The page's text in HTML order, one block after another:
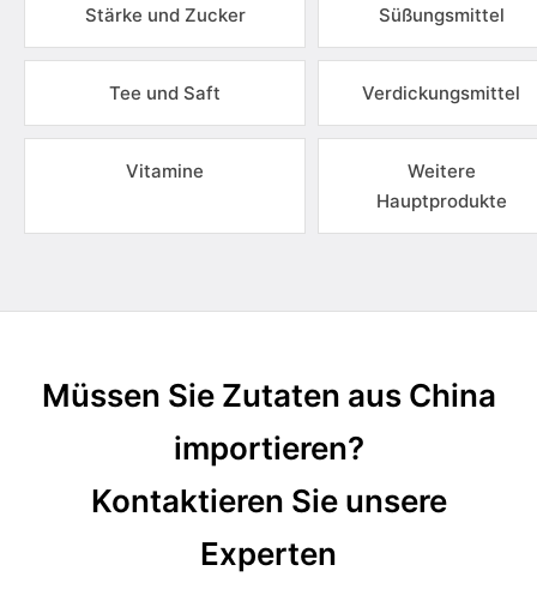
Stärke und Zucker Süßungsmittel
Tee und Saft Verdickungsmittel
Vitamine
Weitere
Hauptprodukte
Müssen Sie Zutaten aus China
importieren?
Kontaktieren Sie unsere
Experten